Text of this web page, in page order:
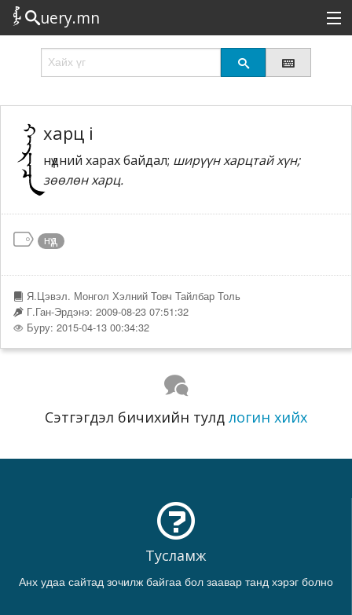
uery.mn
Сонирхолтой
Эрэлттэй
Төрөл
Татах
Логин
харц i
нүдний харах байдал; ширүүн харцтай хүн;
зөөлөн харц.
нүд
Я.Цэвэл. Монгол Хэлний Товч Тайлбар Толь
Г.Ган-Эрдэнэ: 2009-08-23 07:51:32
Буру: 2015-04-13 00:34:32
Сэтгэгдэл бичихийн тулд логин хийх
Тусламж
Анх удаа сайтад зочилж байгаа бол заавар танд хэрэг болно